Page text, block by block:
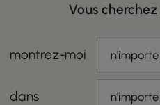
Vous
montrez-moi
dans